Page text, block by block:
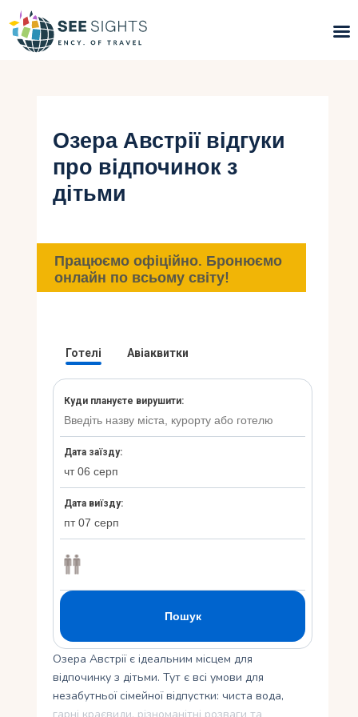
Гарячі тури
Типи Турів
Країни
Інфо
Блог
Озера Австрії відгуки
про відпочинок з
дітьми
Працюємо офіційно. Бронюємо
онлайн по всьому світу!
Озера Австрії є ідеальним місцем для
відпочинку з дітьми. Тут є всі умови для
незабутньої сімейної відпустки: чиста вода,